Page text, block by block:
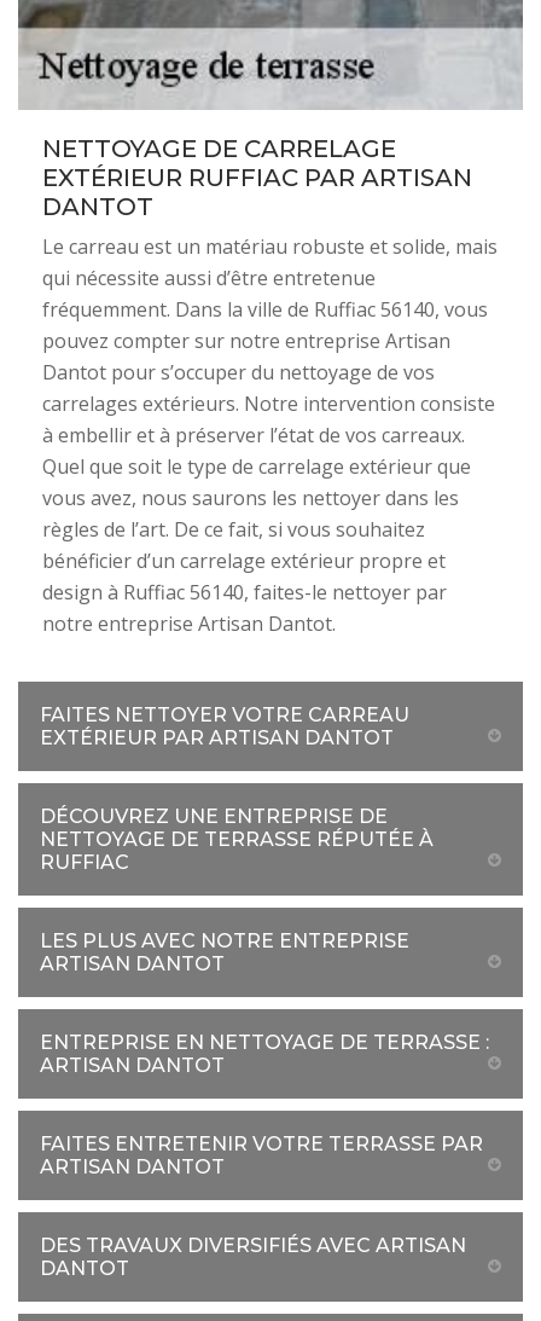
NETTOYAGE DE CARRELAGE
EXTÉRIEUR RUFFIAC PAR ARTISAN
DANTOT
Le carreau est un matériau robuste et solide, mais
qui nécessite aussi d’être entretenue
fréquemment. Dans la ville de Ruffiac 56140, vous
pouvez compter sur notre entreprise Artisan
Dantot pour s’occuper du nettoyage de vos
carrelages extérieurs. Notre intervention consiste
à embellir et à préserver l’état de vos carreaux.
Quel que soit le type de carrelage extérieur que
vous avez, nous saurons les nettoyer dans les
règles de l’art. De ce fait, si vous souhaitez
bénéficier d’un carrelage extérieur propre et
design à Ruffiac 56140, faites-le nettoyer par
notre entreprise Artisan Dantot.
FAITES NETTOYER VOTRE CARREAU
EXTÉRIEUR PAR ARTISAN DANTOT
DÉCOUVREZ UNE ENTREPRISE DE
NETTOYAGE DE TERRASSE RÉPUTÉE À
RUFFIAC
LES PLUS AVEC NOTRE ENTREPRISE
ARTISAN DANTOT
ENTREPRISE EN NETTOYAGE DE TERRASSE :
ARTISAN DANTOT
FAITES ENTRETENIR VOTRE TERRASSE PAR
ARTISAN DANTOT
DES TRAVAUX DIVERSIFIÉS AVEC ARTISAN
DANTOT